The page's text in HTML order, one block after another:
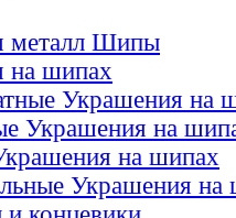
металл Шипы
на шипах
Украшения на
Украшения на
на шипах
Украшения на